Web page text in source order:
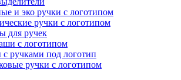
и эко ручки с логотипом
ручки с логотипом
для ручек
с логотипом
ручками под логотип
ручки с логотипом